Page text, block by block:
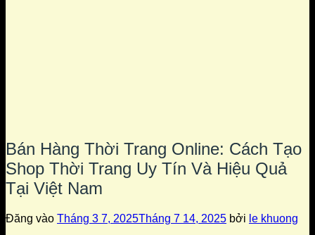
Bán Hàng Thời Trang Online: Cách Tạo
Shop Thời Trang Uy Tín Và Hiệu Quả
Tại Việt Nam
Đăng vào Tháng 3 7, 2025Tháng 7 14, 2025 bởi le khuong